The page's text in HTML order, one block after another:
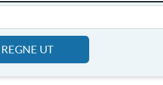
REGNE UT